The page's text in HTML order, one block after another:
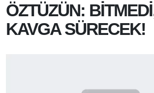
ÖZTÜZÜN:
KAVGA SÜRECEK!